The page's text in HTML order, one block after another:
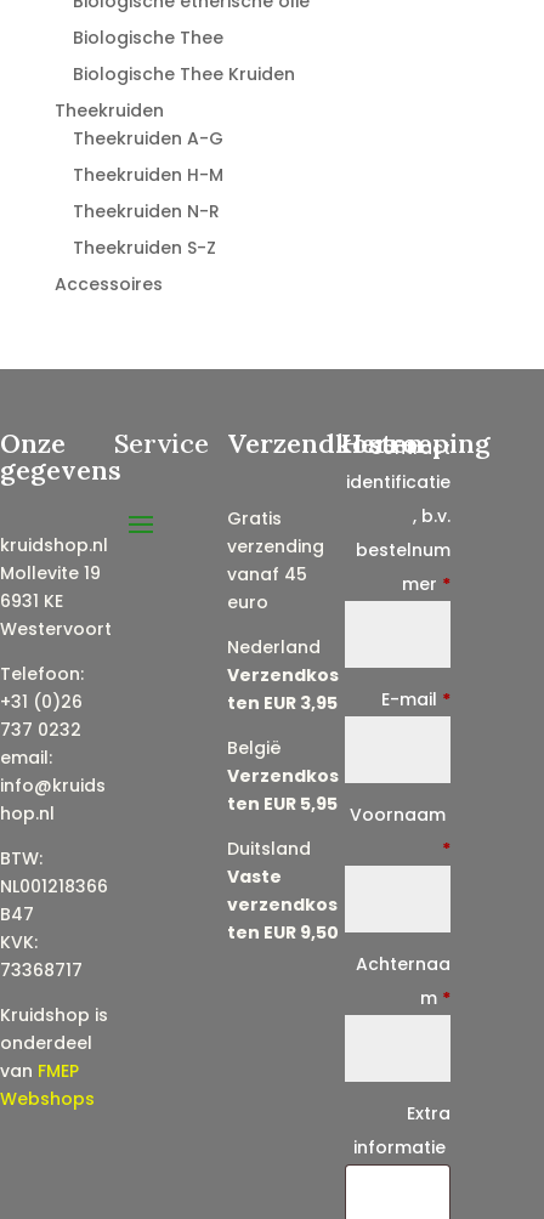
Biologische Thee
Biologische Thee Kruiden
Theekruiden
Theekruiden A-G
Theekruiden H-M
Theekruiden N-R
Theekruiden S-Z
Accessoires
Onze
gegevens
kruidshop.nl
Mollevite 19
6931 KE
Westervoort
Telefoon:
+31 (0)26
737 0232
email:
info@kruids
hop.nl
BTW:
NL001218366
B47
KVK:
73368717
Kruidshop is
onderdeel
van FMEP
Webshops
Service Verzendkosten
Gratis
verzending
vanaf 45
euro
Nederland
Verzendkos
ten EUR 3,95
België
Verzendkos
ten EUR 5,95
Duitsland
Vaste
verzendkos
ten EUR 9,50
Herroeping
Contract
identificatie
, b.v.
bestelnum
mer *
E-mail *
Voornaam
*
Achternaa
m *
Extra
informatie